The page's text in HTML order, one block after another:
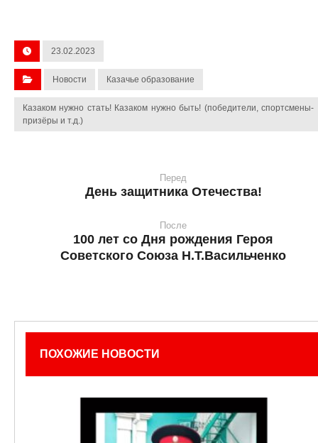
23.02.2023
Новости Казачье образование
Казаком нужно стать! Казаком нужно быть! (победители, спортсмены-
призёры и т.д.)
Перед
День защитника Отечества!
После
100 лет со Дня рождения Героя
Советского Союза Н.Т.Васильченко
ПОХОЖИЕ НОВОСТИ